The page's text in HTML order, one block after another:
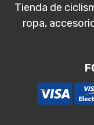
Tienda de
ropa,